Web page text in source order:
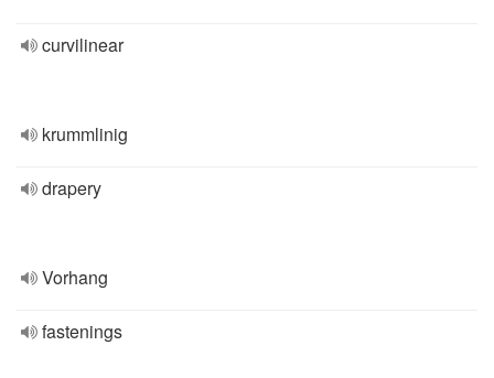
curvilinear
krummlinig
drapery
Vorhang
fastenings